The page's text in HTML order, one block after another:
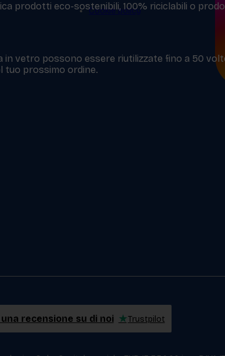
prodotti eco-sostenibili, 100% riciclabili o
vetro possono essere riutilizzate fino a 50
tuo prossimo ordine.
Cookie policy
recensione su di noi ★Trustpilot